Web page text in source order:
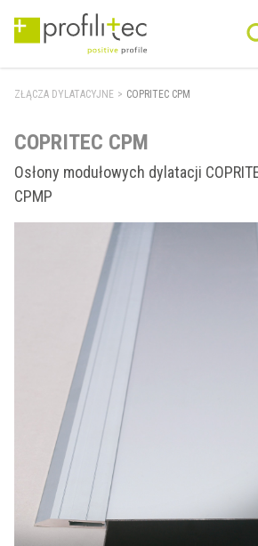
ZŁĄCZA DYLATACYJNE > COPRITEC CPM
COPRITEC CPM
Osłony modułowych dylatacji
CPMP